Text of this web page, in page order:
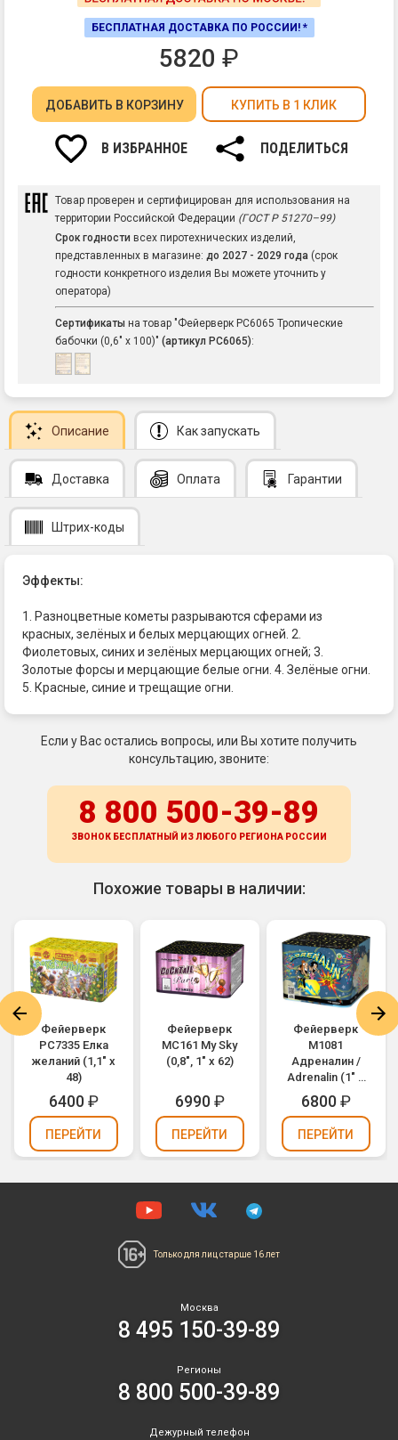
БЕСПЛАТНАЯ ДОСТАВКА ПО РОССИИ! *
5820 ₽
ДОБАВИТЬ В КОРЗИНУ КУПИТЬ В 1 КЛИК
В ИЗБРАННОЕ ПОДЕЛИТЬСЯ
Товар проверен и сертифицирован для использования на
территории Российской Федерации (ГОСТ Р 51270–99)
Срок годности всех пиротехнических изделий,
представленных в магазине: до 2027 - 2029 года (срок
годности конкретного изделия Вы можете уточнить у
оператора)
Сертификаты на товар "Фейерверк РС6065 Тропические
бабочки (0,6" х 100)" (артикул РС6065):
Описание Как запускать
Доставка Оплата Гарантии
Штрих-коды
Эффекты:
1. Разноцветные кометы разрываются сферами из
красных, зелёных и белых мерцающих огней. 2.
Фиолетовых, синих и зелёных мерцающих огней; 3.
Золотые форсы и мерцающие белые огни. 4. Зелёные огни.
5. Красные, синие и трещащие огни.
Если у Вас остались вопросы, или Вы хотите получить
консультацию, звоните:
8 800 500-39-89
ЗВОНОК БЕСПЛАТНЫЙ ИЗ ЛЮБОГО РЕГИОНА РОССИИ
Похожие товары в наличии:
Фейерверк
РС7335 Елка
желаний (1,1" х
48)
6400₽
ПЕРЕЙТИ
Фейерверк
MC161 My Sky
(0,8", 1" х 62)
6990₽
ПЕРЕЙТИ
Фейерверк
М1081
Адреналин /
Adrenalin (1" х
49)
6800₽
ПЕРЕЙТИ
Только для лиц старше 16 лет
Москва
8 495 150-39-89
Регионы
8 800 500-39-89
Дежурный телефон